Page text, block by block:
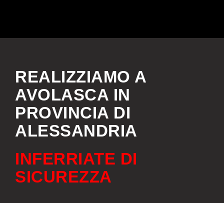
REALIZZIAMO A
AVOLASCA IN
PROVINCIA DI
ALESSANDRIA
INFERRIATE DI
SICUREZZA